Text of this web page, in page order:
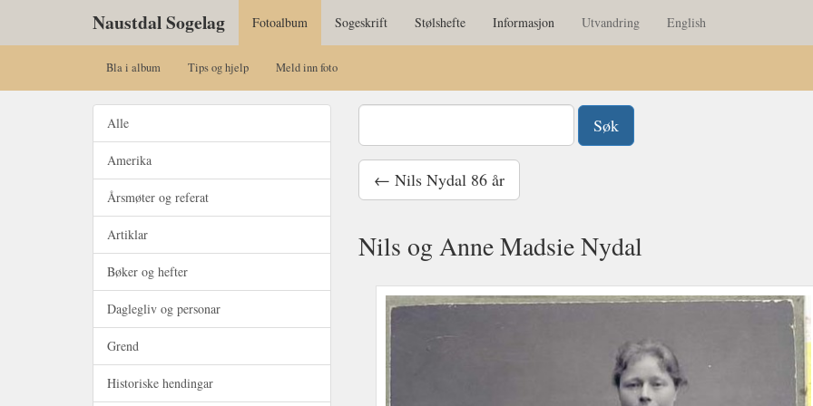
Naustdal Sogelag Fotoalbum Sogeskrift Stølshefte Informasjon Utvandring English
Bla i album Tips og hjelp Meld inn foto
Alle
Amerika
Årsmøter og referat
Artiklar
Bøker og hefter
Daglegliv og personar
Grend
Historiske hendingar
← Nils Nydal 86 år
Nils og Anne Madsie Nydal